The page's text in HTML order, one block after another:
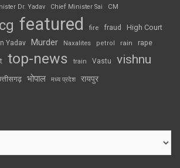
Dr. Yadav Chief Minister Sai CM
featured fire fraud High Court
Yadav Murder Naxalites petrol rain rape
top-news train Vastu vishnu
भोपाल मध्य प्रदेश रायपुर